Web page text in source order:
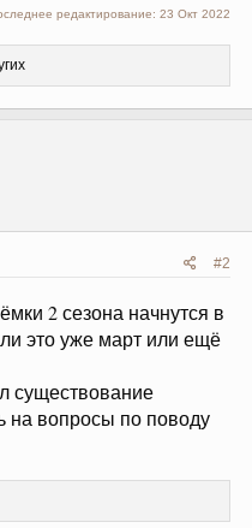
редактирование: 23 Окт 2022
#2
2 сезона начнутся в
это уже март или ещё
существование
на вопросы по поводу